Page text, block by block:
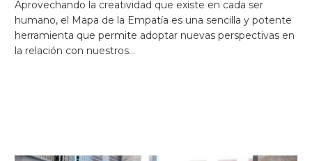
Aprovechando la creatividad que existe en cada ser
humano, el Mapa de la Empatía es una sencilla y potente
herramienta que permite adoptar nuevas perspectivas en
la relación con nuestros…